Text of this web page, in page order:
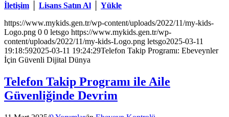
İletişim
Lisans Satın Al
Yükle
https://www.mykids.gen.tr/wp-content/uploads/2022/11/my-kids-
Logo.png 0 0 letsgo https://www.mykids.gen.tr/wp-
content/uploads/2022/11/my-kids-Logo.png letsgo2025-03-11
19:18:592025-03-11 19:24:29Telefon Takip Programı: Ebeveynler
İçin Güvenli Dijital Dünya
Telefon Takip Programı ile Aile
Güvenliğinde Devrim